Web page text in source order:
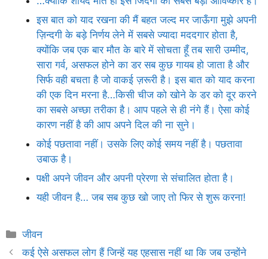
इस बात को याद रखना की मैं बहत जल्द मर जाऊँगा मुझे अपनी
ज़िन्दगी के बड़े निर्णय लेने में सबसे ज्यादा मददगार होता है,
क्योंकि जब एक बार मौत के बारे में सोचता हूँ तब सारी उम्मीद,
सारा गर्व, असफल होने का डर सब कुछ गायब हो जाता है और
सिर्फ वही बचता है जो वाकई ज़रूरी है। इस बात को याद करना
की एक दिन मरना है…किसी चीज को खोने के डर को दूर करने
का सबसे अच्छा तरीका है। आप पहले से ही नंगे हैं। ऐसा कोई
कारण नहीं है की आप अपने दिल की ना सुने।
कोई पछतावा नहीं। उसके लिए कोई समय नहीं है। पछतावा
उबाऊ है।
पक्षी अपने जीवन और अपनी प्रेरणा से संचालित होता है।
यही जीवन है… जब सब कुछ खो जाए तो फिर से शुरू करना!
Categories
जीवन
कई ऐसे असफल लोग हैं जिन्हें यह एहसास नहीं था कि जब उन्होंने